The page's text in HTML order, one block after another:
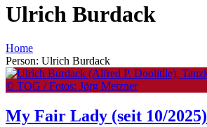
Ulrich Burdack
Home
Person: Ulrich Burdack
My Fair Lady (seit 10/2025)